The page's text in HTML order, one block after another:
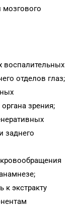
мозгового
воспалительных
отделов глаз;
зрения;
заднего
к экстракту